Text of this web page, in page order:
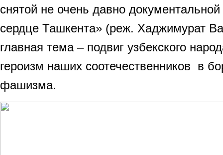
снятой не очень давно
сердце Ташкента» (реж. Хаджимурат
главная тема – подвиг узбекского
героизм наших соотечественников в
фашизма.